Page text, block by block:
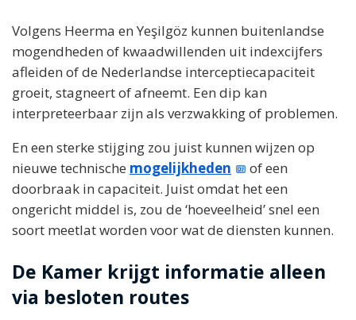
Volgens Heerma en Yeşilgöz kunnen buitenlandse
mogendheden of kwaadwillenden uit indexcijfers
afleiden of de Nederlandse interceptiecapaciteit
groeit, stagneert of afneemt. Een dip kan
interpreteerbaar zijn als verzwakking of problemen.
En een sterke stijging zou juist kunnen wijzen op
nieuwe technische mogelijkheden
of een
doorbraak in capaciteit. Juist omdat het een
ongericht middel is, zou de ‘hoeveelheid’ snel een
soort meetlat worden voor wat de diensten kunnen.
De Kamer krijgt informatie alleen
via besloten routes